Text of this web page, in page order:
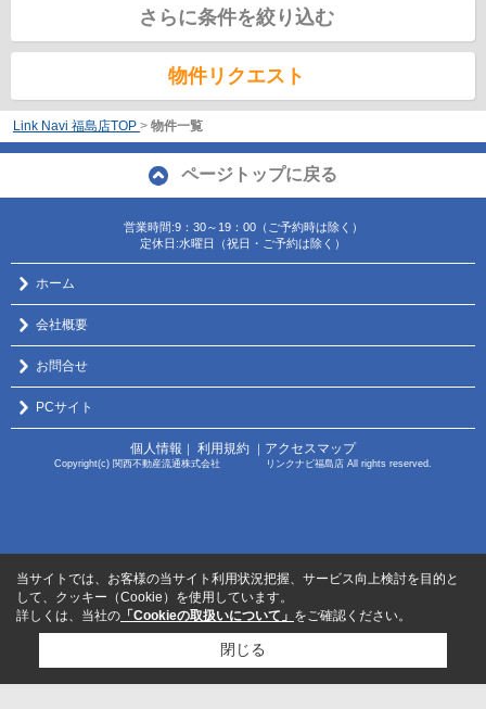
さらに条件を絞り込む
物件リクエスト
Link Navi 福島店TOP > 物件一覧
ページトップに戻る
営業時間:9：30～19：00（ご予約時は除く）
定休日:水曜日（祝日・ご予約は除く）
ホーム
会社概要
お問合せ
PCサイト
個人情報 ｜ 利用規約 ｜ アクセスマップ
Copyright(c) 関西不動産流通株式会社 リンクナビ福島店 All rights reserved.
当サイトでは、お客様の当サイト利用状況把握、サービス向上検討を目的と
して、クッキー（Cookie）を使用しています。
詳しくは、当社の 「Cookieの取扱いについて」 をご確認ください。
閉じる